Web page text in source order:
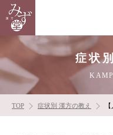
症状
TOP 症状別 漢方の教え